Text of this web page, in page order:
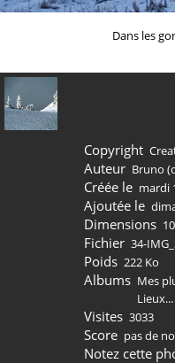
Dans les
Copyright
Auteur Bruno
Créée le mardi
Ajoutée le
Dimensions
Fichier 34-
Poids 222 Ko
Albums Mes
Lieux...
Visites 3033
Score pas de
Notez cette